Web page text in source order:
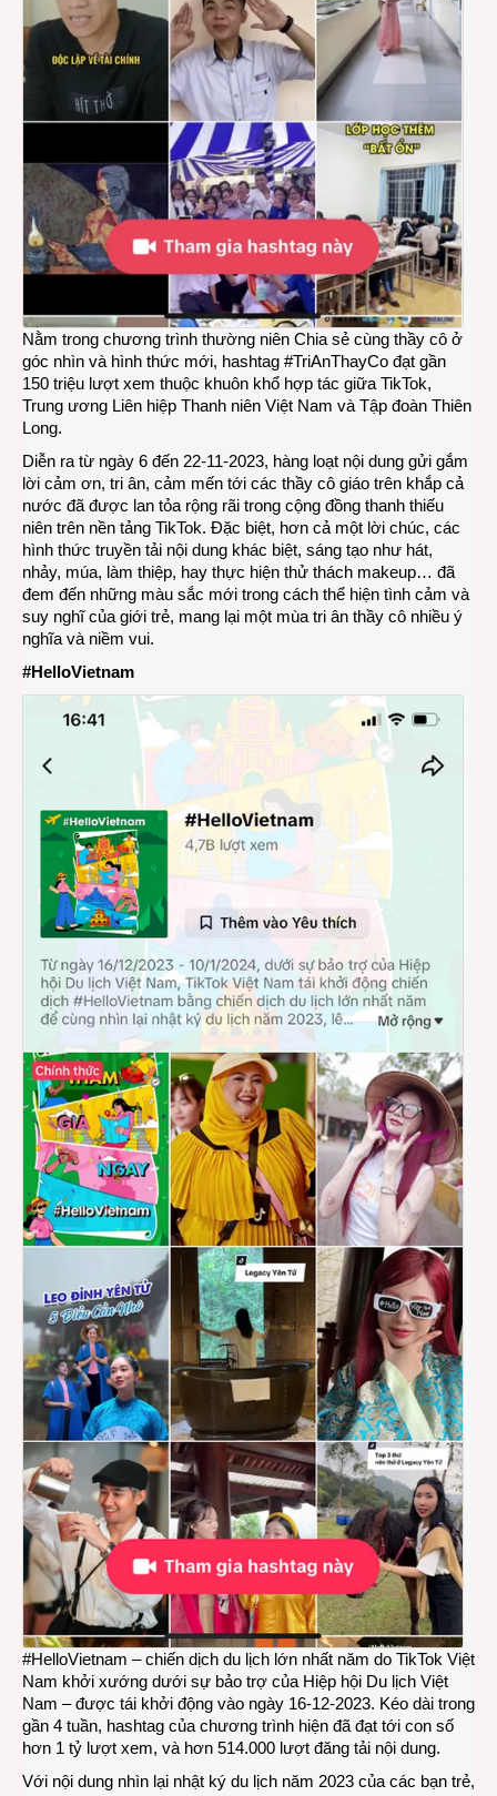
Nằm trong chương trình thường niên Chia sẻ cùng thầy cô ở
góc nhìn và hình thức mới, hashtag #TriAnThayCo đạt gần
150 triệu lượt xem thuộc khuôn khổ hợp tác giữa TikTok,
Trung ương Liên hiệp Thanh niên Việt Nam và Tập đoàn Thiên
Long.
Diễn ra từ ngày 6 đến 22-11-2023, hàng loạt nội dung gửi gắm
lời cảm ơn, tri ân, cảm mến tới các thầy cô giáo trên khắp cả
nước đã được lan tỏa rộng rãi trong cộng đồng thanh thiếu
niên trên nền tảng TikTok. Đặc biệt, hơn cả một lời chúc, các
hình thức truyền tải nội dung khác biệt, sáng tạo như hát,
nhảy, múa, làm thiệp, hay thực hiện thử thách makeup… đã
đem đến những màu sắc mới trong cách thể hiện tình cảm và
suy nghĩ của giới trẻ, mang lại một mùa tri ân thầy cô nhiều ý
nghĩa và niềm vui.
#HelloVietnam
#HelloVietnam – chiến dịch du lịch lớn nhất năm do TikTok Việt
Nam khởi xướng dưới sự bảo trợ của Hiệp hội Du lịch Việt
Nam – được tái khởi động vào ngày 16-12-2023. Kéo dài trong
gần 4 tuần, hashtag của chương trình hiện đã đạt tới con số
hơn 1 tỷ lượt xem, và hơn 514.000 lượt đăng tải nội dung.
Với nội dung nhìn lại nhật ký du lịch năm 2023 của các bạn trẻ,